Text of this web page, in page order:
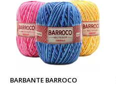
BARBANTE BARROCO